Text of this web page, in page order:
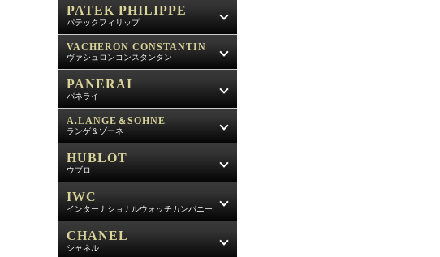
PATEK PHILIPPE
パテックフィリップ
VACHERON CONSTANTIN
ヴァシュロンコンスタンタン
PANERAI
パネライ
A.LANGE＆SOHNE
ランゲ＆ゾーネ
HUBLOT
ウブロ
IWC
インターナショナルウォッチカンパニー
CHANEL
シャネル